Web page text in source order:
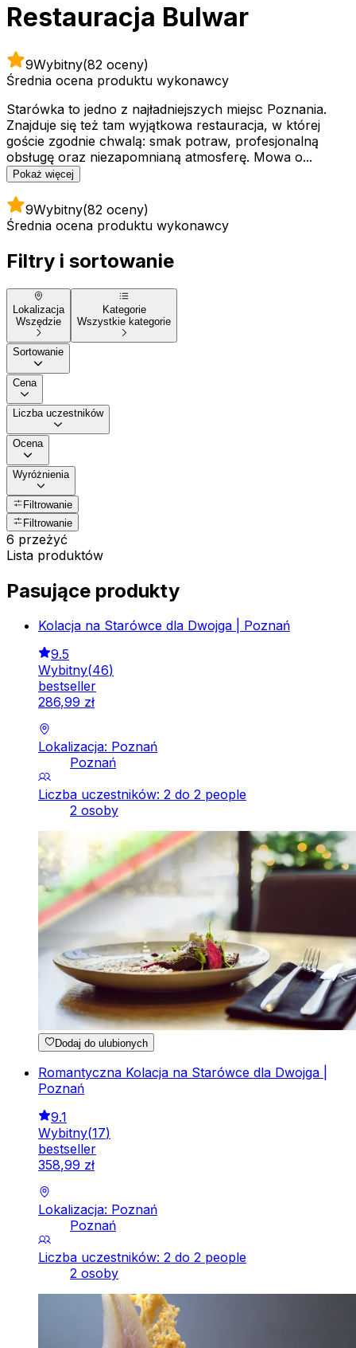
Restauracja Bulwar
9Wybitny(82 oceny)
Średnia ocena produktu wykonawcy
Starówka to jedno z najładniejszych miejsc Poznania.
Znajduje się też tam wyjątkowa restauracja, w której
goście zgodnie chwalą: smak potraw, profesjonalną
obsługę oraz niezapomnianą atmosferę. Mowa o...
Pokaż więcej
9Wybitny(82 oceny)
Średnia ocena produktu wykonawcy
Filtry i sortowanie
Lokalizacja
Wszędzie
Kategorie
Wszystkie kategorie
Sortowanie
Cena
Liczba uczestników
Ocena
Wyróżnienia
Filtrowanie
Filtrowanie
6 przeżyć
Lista produktów
Pasujące produkty
Kolacja na Starówce dla Dwojga | Poznań
9.5
Wybitny(46)
bestseller
286,99 zł
Lokalizacja: Poznań
Poznań
Liczba uczestników: 2 do 2 people
2 osoby
Dodaj do ulubionych
Romantyczna Kolacja na Starówce dla Dwojga |
Poznań
9.1
Wybitny(17)
bestseller
358,99 zł
Lokalizacja: Poznań
Poznań
Liczba uczestników: 2 do 2 people
2 osoby